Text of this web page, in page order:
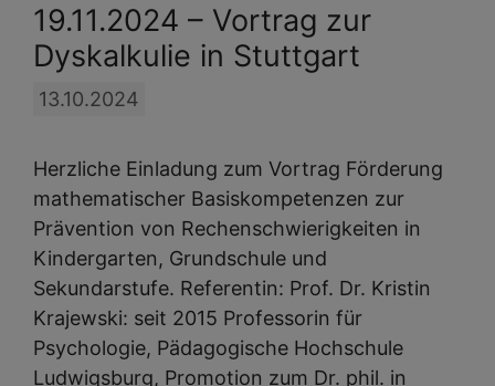
19.11.2024 – Vortrag zur
Dyskalkulie in Stuttgart
13.10.2024
Herzliche Einladung zum Vortrag Förderung
mathematischer Basiskompetenzen zur
Prävention von Rechenschwierigkeiten in
Kindergarten, Grundschule und
Sekundarstufe. Referentin: Prof. Dr. Kristin
Krajewski: seit 2015 Professorin für
Psychologie, Pädagogische Hochschule
Ludwigsburg, Promotion zum Dr. phil. in